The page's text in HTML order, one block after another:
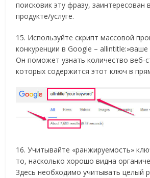
поисковик эту фразу, заинтересован
продукте/услуге.
15. Используйте скрипт массовой
конкуренции в Google –
Он поможет узнать количество веб-
которых содержится этот ключ в
16. Учитывайте «ранжируемость»
то, насколько хорошо видна
Здесь необходимо учитывать целый